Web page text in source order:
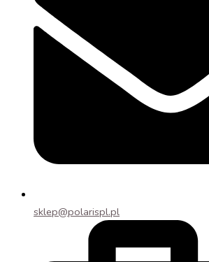
sklep@polarispl.pl